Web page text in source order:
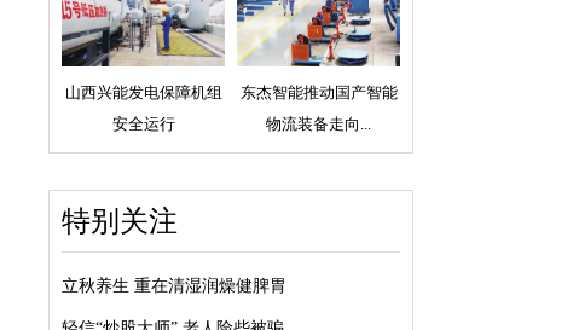
山西兴能发电保障机组
安全运行
东杰智能推动国产智能
物流装备走向...
特别关注
立秋养生 重在清湿润燥健脾胃